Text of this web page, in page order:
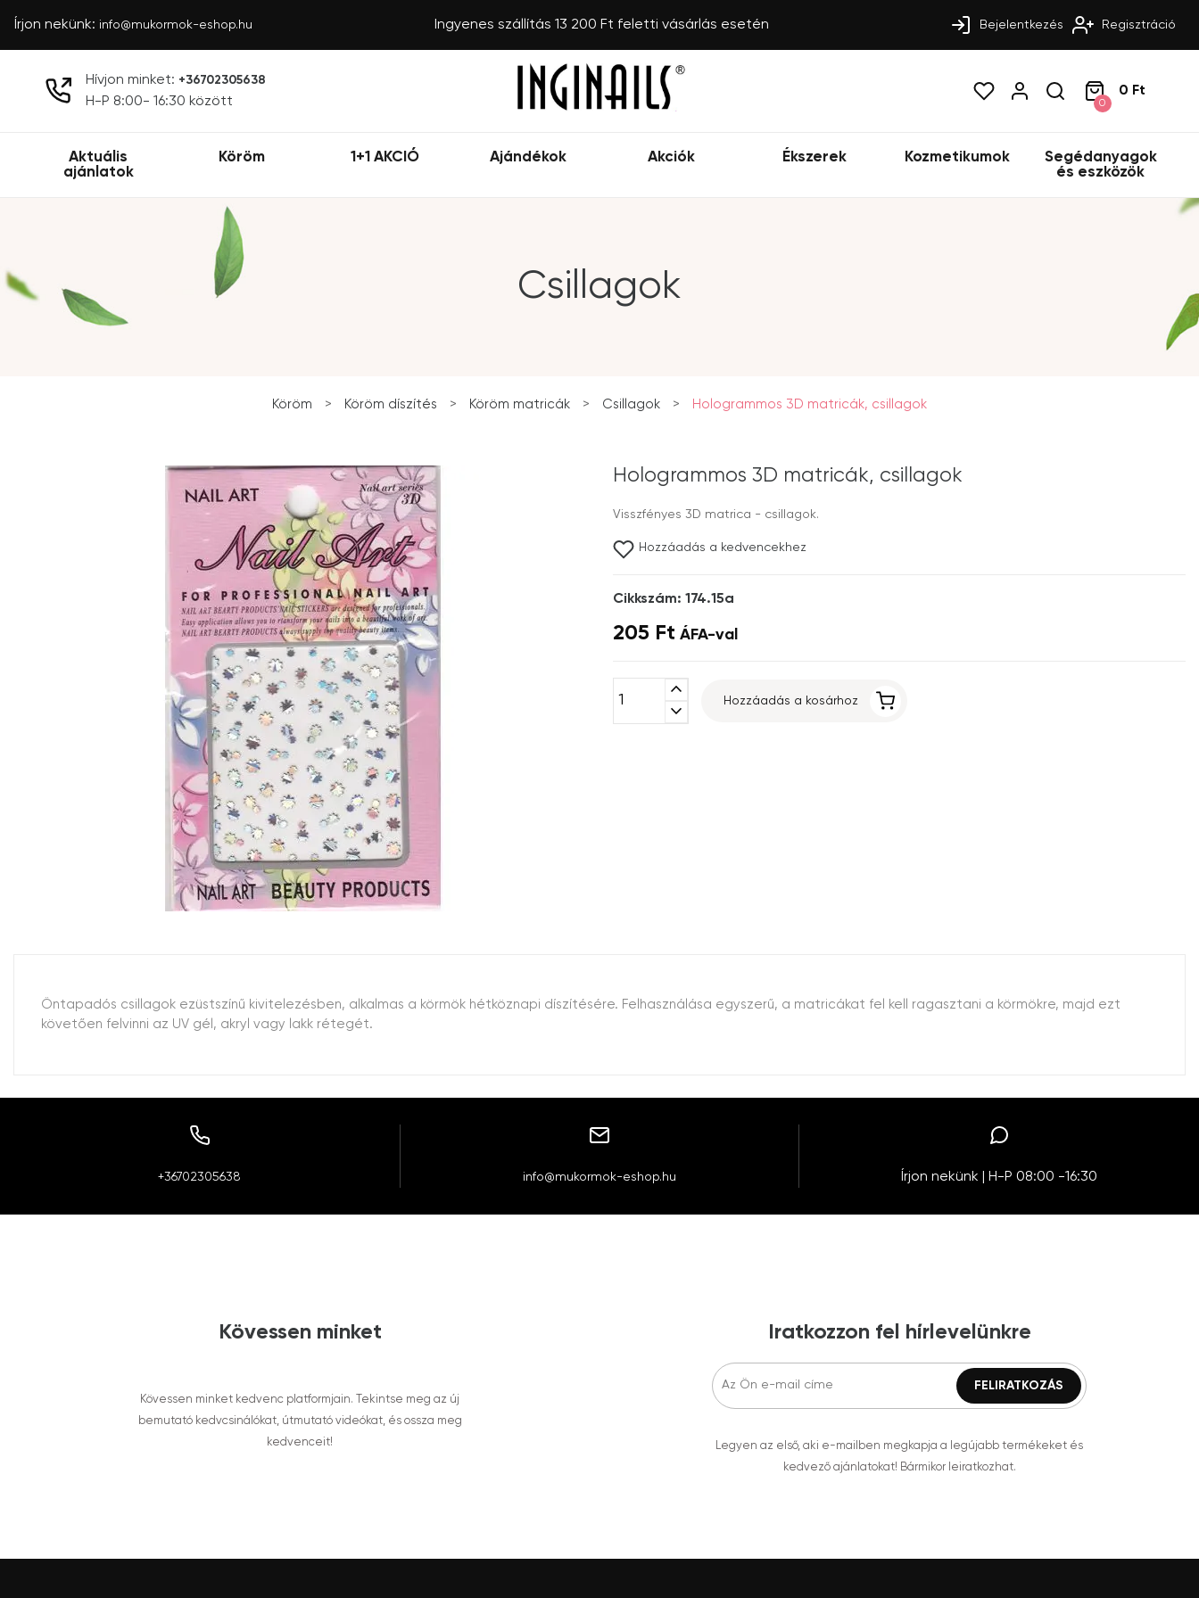
Írjon nekünk: info@mukormok-eshop.hu Ingyenes szállítás 13 200 Ft feletti vásárlás esetén Bejelentkezés Regisztráció
Hívjon minket: +36702305638
H-P 8:00- 16:30 között 0
0 Ft
Aktuális
ajánlatok
Köröm 1+1 AKCIÓ Ajándékok Akciók Ékszerek Kozmetikumok
Segédanyagok
és eszközök
Csillagok
Köröm > Köröm díszítés > Köröm matricák > Csillagok > Hologrammos 3D matricák, csillagok
Hologrammos 3D matricák, csillagok
Visszfényes 3D matrica - csillagok.
Hozzáadás a kedvencekhez
Cikkszám: 174.15a
205 Ft ÁFA-val
expand_less
expand_more
Hozzáadás a kosárhoz
Öntapadós csillagok ezüstszínű kivitelezésben, alkalmas a körmök hétköznapi díszítésére. Felhasználása egyszerű, a matricákat fel kell ragasztani a körmökre, majd ezt
követően felvinni az UV gél, akryl vagy lakk rétegét.
+36702305638 info@mukormok-eshop.hu Írjon nekünk | H-P 08:00 -16:30
Kövessen minket
Kövessen minket kedvenc platformjain. Tekintse meg az új
bemutató kedvcsinálókat, útmutató videókat, és ossza meg
kedvenceit!
Iratkozzon fel hírlevelünkre
Legyen az első, aki e-mailben megkapja a legújabb termékeket és
kedvező ajánlatokat! Bármikor leiratkozhat.